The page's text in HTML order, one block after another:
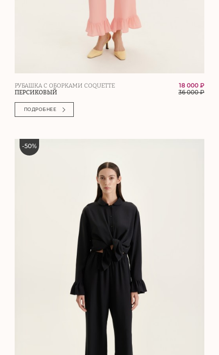
РУБАШКА С ОБОРКАМИ COQUETTE
ПЕРСИКОВЫЙ
18 000 ₽
36 000₽
ПОДРОБНЕЕ
-50%